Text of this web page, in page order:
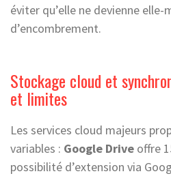
éviter qu’elle ne devienne elle-
d’encombrement.
Stockage cloud et
et limites
Les services cloud majeurs
variables : Google Drive offre
possibilité d’extension via